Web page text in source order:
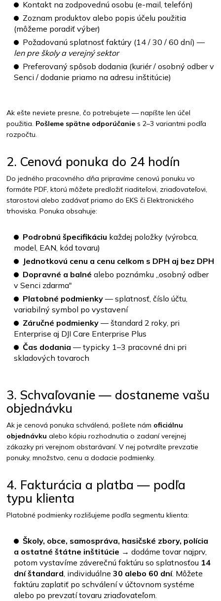
Kontakt na zodpovednú osobu (e-mail, telefón)
Zoznam produktov alebo popis účelu použitia
(môžeme poradiť výber)
Požadovanú splatnosť faktúry (14 / 30 / 60 dní) —
len pre školy a verejný sektor
Preferovaný spôsob dodania (kuriér / osobný odber v
Senci / dodanie priamo na adresu inštitúcie)
Ak ešte neviete presne, čo potrebujete — napíšte len účel
použitia. Pošleme spätne odporúčanie s 2–3 variantmi podľa
rozpočtu.
2. Cenová ponuka do 24 hodín
Do jedného pracovného dňa pripravíme cenovú ponuku vo
formáte PDF, ktorú môžete predložiť riaditeľovi, zriaďovateľovi,
starostovi alebo zadávať priamo do EKS či Elektronického
trhoviska. Ponuka obsahuje:
Podrobnú špecifikáciu každej položky (výrobca,
model, EAN, kód tovaru)
Jednotkovú cenu a cenu celkom s DPH aj bez DPH
Dopravné a balné alebo poznámku „osobný odber
v Senci zdarma"
Platobné podmienky — splatnosť, číslo účtu,
variabilný symbol po vystavení
Záručné podmienky — štandard 2 roky, pri
Enterprise aj DJI Care Enterprise Plus
Čas dodania — typicky 1–3 pracovné dni pri
skladových tovaroch
3. Schvaľovanie — dostaneme vašu
objednávku
Ak je cenová ponuka schválená, pošlete nám oficiálnu
objednávku alebo kópiu rozhodnutia o zadaní verejnej
zákazky pri verejnom obstarávaní. V nej potvrdíte prevzatie
ponuky, množstvo, cenu a dodacie podmienky.
4. Fakturácia a platba — podľa
typu klienta
Platobné podmienky rozlišujeme podľa segmentu klienta:
Školy, obce, samospráva, hasičské zbory, polícia
a ostatné štátne inštitúcie → dodáme tovar najprv,
potom vystavíme záverečnú faktúru so splatnosťou 14
dní štandard, individuálne 30 alebo 60 dní. Môžete
faktúru zaplatiť po schválení v účtovnom systéme
alebo po prevzatí tovaru zriaďovateľom.